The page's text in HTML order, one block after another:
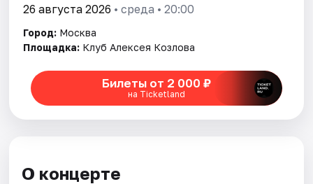
Артисты
Рейтинги
26 августа 2026 • среда • 20:00
Город: Москва
Площадка: Клуб Алексея Козлова
Билеты от 2 000 ₽
на Ticketland
О концерте